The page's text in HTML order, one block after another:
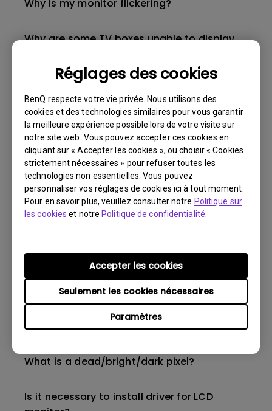
Réglages des cookies
BenQ respecte votre vie privée. Nous utilisons des
cookies et des technologies similaires pour vous garantir
la meilleure expérience possible lors de votre visite sur
notre site web. Vous pouvez accepter ces cookies en
cliquant sur « Accepter les cookies », ou choisir « Cookies
strictement nécessaires » pour refuser toutes les
technologies non essentielles. Vous pouvez
personnaliser vos réglages de cookies ici à tout moment.
Pour en savoir plus, veuillez consulter notre Politique sur
les cookies et notrePolitique de confidentialité
Paramètres
Seulement les cookies nécessaires
Accepter les cookies
Why is my monitor flickering?
Why are some TV boxes unable to display
Happen?
Why is my screen blurry/stretched when I
change resolution?
What is "out of range" in LCD?
Does LCD monitor support the feature of
hanging on the wall?
Display brightness is uneven
What is a dead/bright/dark pixel?
Is it necessary to install driver for LCD